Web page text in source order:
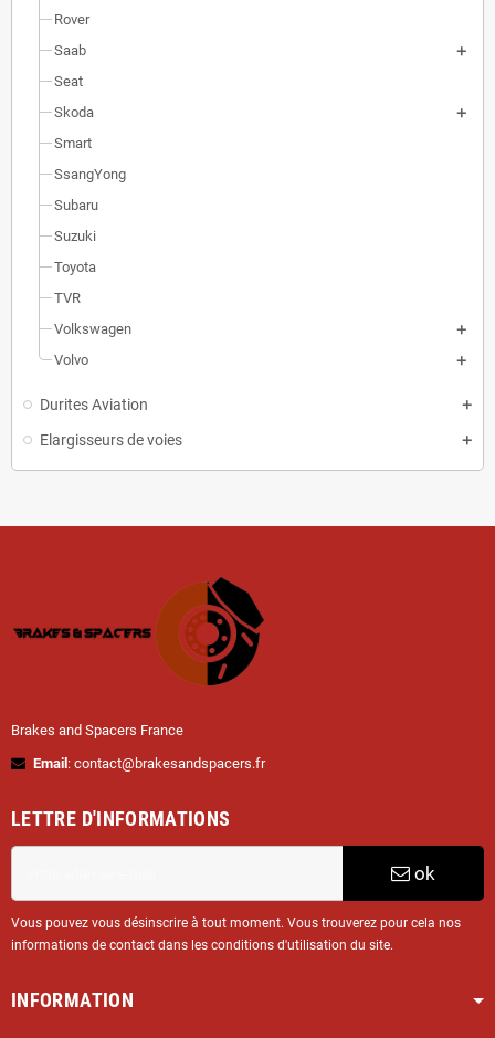
Rover
Saab
Seat
Skoda
Smart
SsangYong
Subaru
Suzuki
Toyota
TVR
Volkswagen
Volvo
Durites Aviation
Elargisseurs de voies
Brakes and Spacers France
Email : contact@brakesandspacers.fr
LETTRE D'INFORMATIONS
ok
Vous pouvez vous désinscrire à tout moment. Vous trouverez pour cela nos
informations de contact dans les conditions d'utilisation du site.
INFORMATION